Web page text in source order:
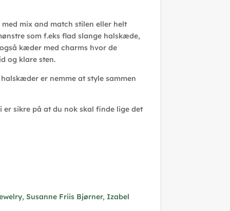
mix and match stilen eller helt
som f.eks flad slange halskæde,
kæder med charms hvor de
og klare sten.
er nemme at style sammen
sikre på at du nok skal finde lige det
,Susanne Friis Bjørner, Izabel